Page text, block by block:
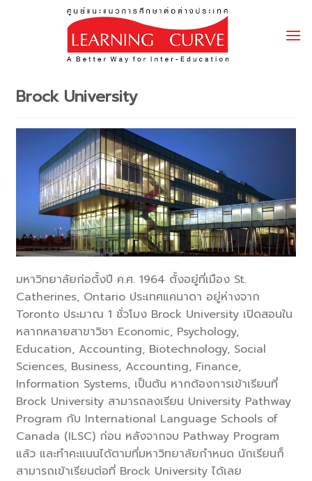
Brock University
มหาวิทยาลัยก่อตั้งปี ค.ศ. 1964 ตั้งอยู่ที่เมือง St.
Catherines, Ontario ประเทศแคนาดา อยู่ห่างจาก
Toronto ประมาณ 1 ชั่วโมง Brock University เปิดสอนใน
หลากหลายสาขาวิชา Economic, Psychology,
Education, Accounting, Biotechnology, Social
Sciences, Business, Accounting, Finance,
Information Systems, เป็นต้น หากต้องการเข้าเรียนที่
Brock University สามารถลงเรียน University Pathway
Program กับ International Language Schools of
Canada (ILSC) ก่อน หลังจากจบ Pathway Program
แล้ว และทำคะแนนได้ตามที่มหาวิทยาลัยกำหนด นักเรียนก็
สามารถเข้าเรียนต่อที่ Brock University ได้เลย